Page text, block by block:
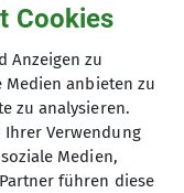
noch unser
zum
“Colodri” über
mit einer
Hasen”
Cookies
Anzeigen zu
anbieten zu
zu analysieren.
Verwendung
Medien,
führen diese